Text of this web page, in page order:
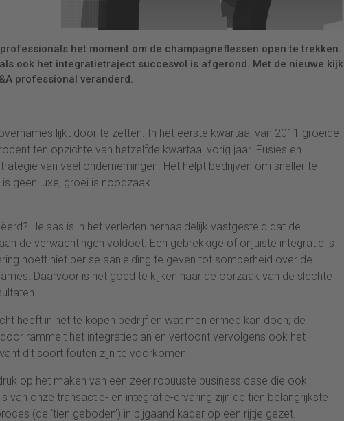
het moment om de champagneflessen open te trekken.
ook het integratietraject succesvol is afgerond. Met de nieuwe kijk
professional veranderd.
lijkt door te zetten. In het eerste kwartaal van 2011 groeide
ten opzichte van hetzelfde kwartaal vorig jaar. Fusies en
van veel ondernemingen. Het helpt bedrijven om sneller te
geen luxe, groei is noodzaak.
Helaas is in het verleden herhaaldelijk vastgesteld dat de
de verwachtingen voldoet. Een gebrekkige of onjuiste integratie is
hoeft niet per se aanleiding te geven tot somberheid over de
Daarvoor is het goed te kijken naar de oorzaak van de slechte
heeft in het te kopen bedrijf en wat men ermee kan doen; de
rammelt het integratieplan en vertoont vervolgens ook het
dit soort fouten zijn te voorkomen.
op het maken van een zeer robuuste business case die ook
van onze transactie- en integratie-ervaring zijn de tien belangrijkste
(de ‘tien geboden’) in bijgaand kader op een rijtje gezet.